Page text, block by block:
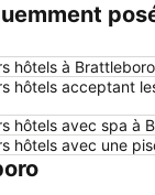
hôtels à
hôtels acceptant
hôtels avec spa à
hôtels avec une